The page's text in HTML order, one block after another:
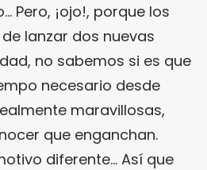
Pero, ¡ojo!, porque los
lanzar dos nuevas
no sabemos si es que
necesario desde
maravillosas,
que enganchan.
diferente… Así que